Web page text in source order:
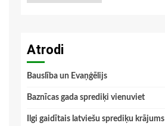
Atrodi
Bauslība un Evaņģēlijs
Baznīcas gada sprediķi vienuviet
Ilgi gaidītais latviešu sprediķu krājums